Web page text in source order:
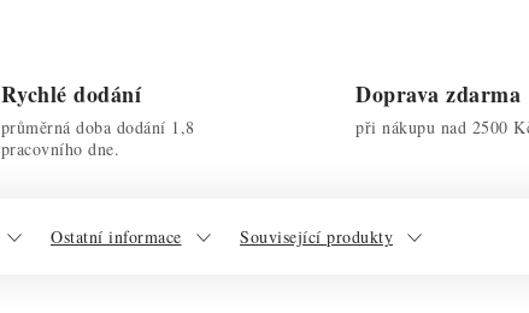
Rychlé dodání
průměrná doba dodání 1,8
pracovního dne.
Doprava zdarma
při nákupu nad 2500
Ostatní informace Související produkty